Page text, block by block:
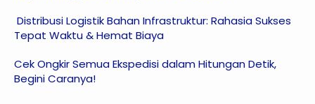
Distribusi Logistik Bahan Infrastruktur: Rahasia Sukses
Tepat Waktu & Hemat Biaya
Cek Ongkir Semua Ekspedisi dalam Hitungan Detik,
Begini Caranya!